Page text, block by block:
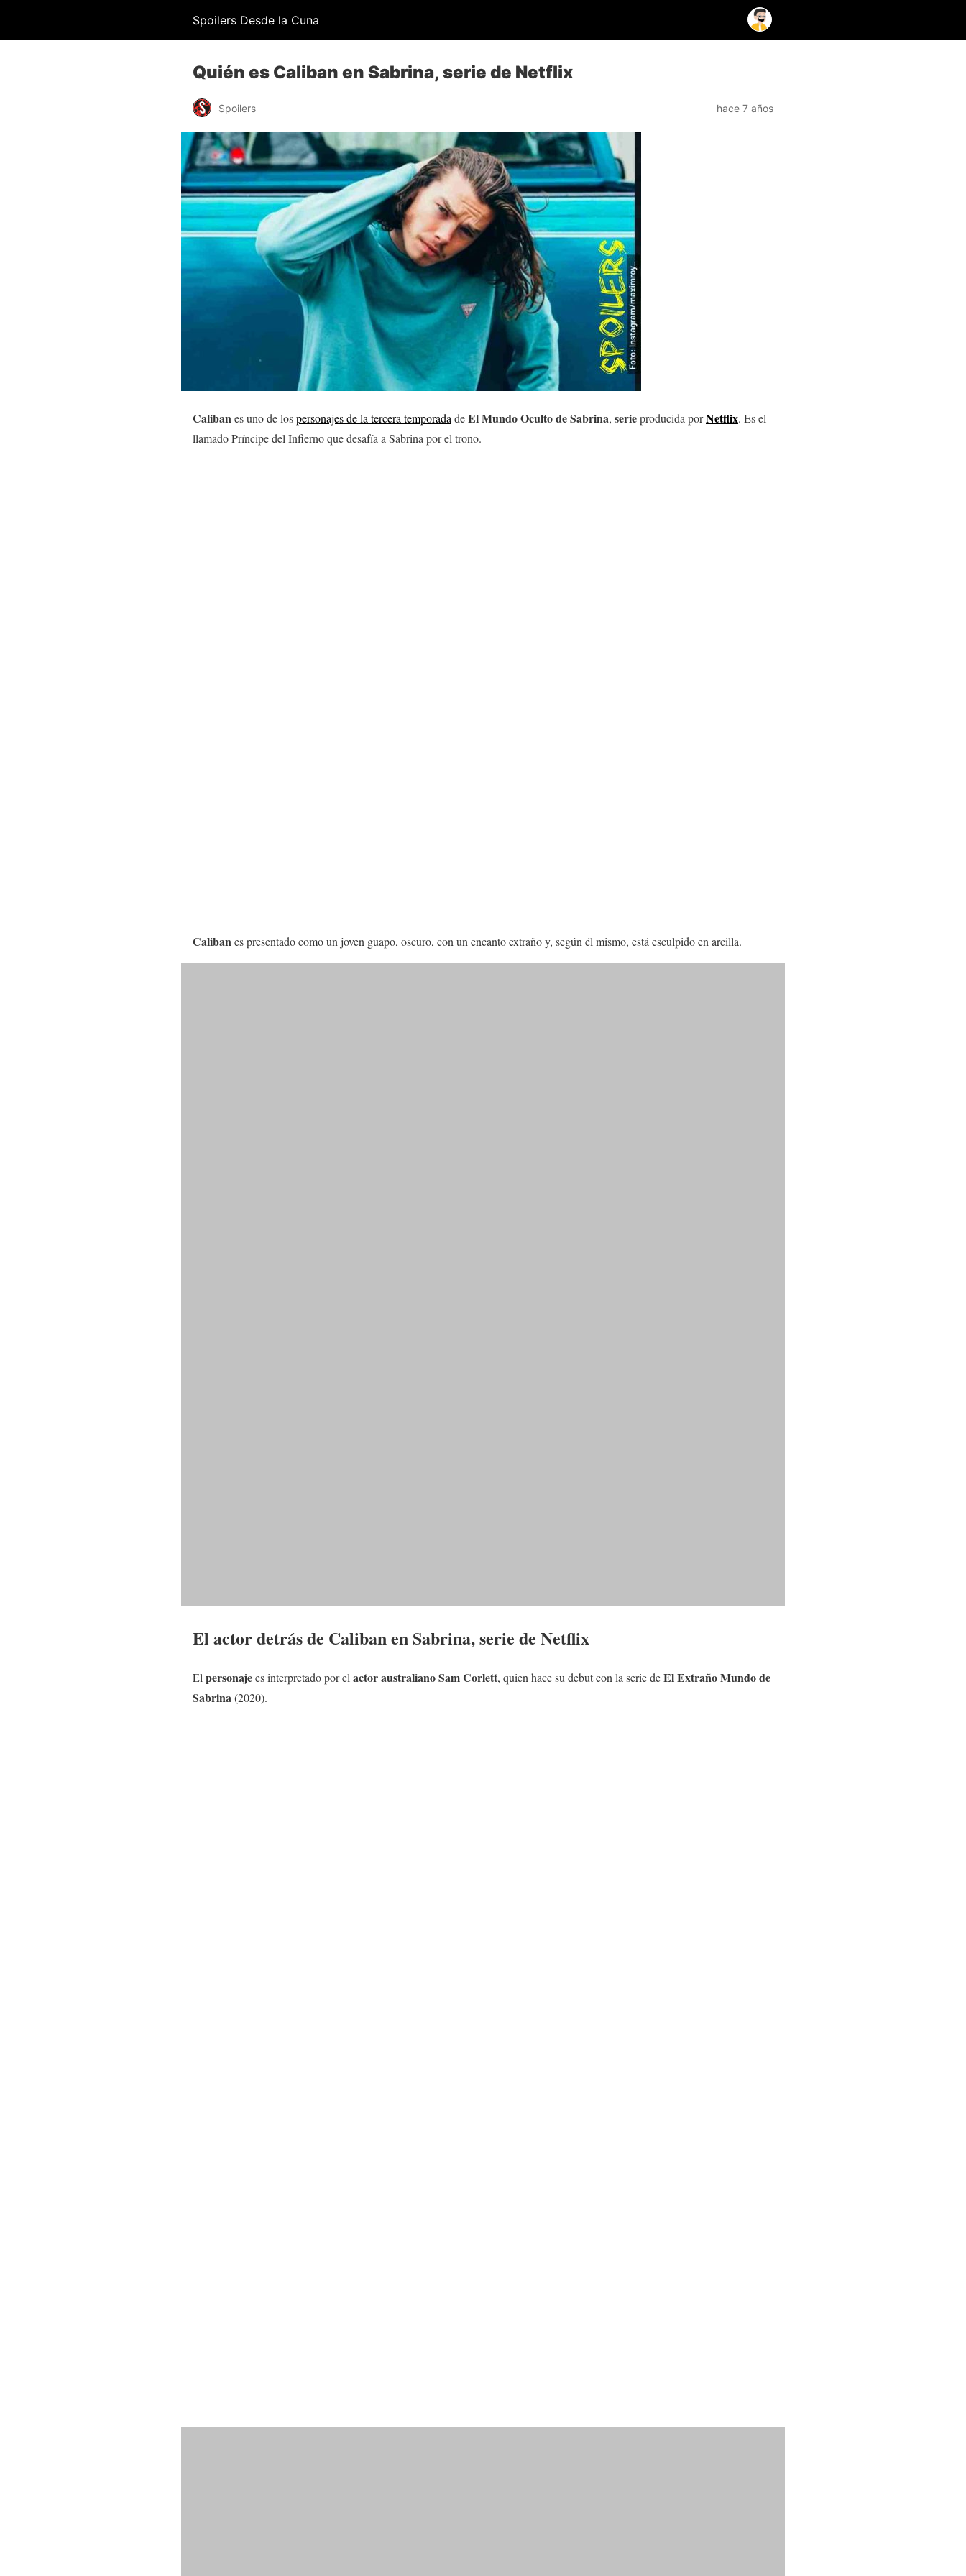
Spoilers Desde la Cuna
Quién es Caliban en Sabrina, serie de Netflix
Spoilers hace 7 años
Calibanes uno de lospersonajes de la tercera temporada deEl Mundo Oculto de Sabrina, serieproducida porNetflix. Es el
llamado Príncipe del Infierno que desafía a Sabrina por el trono.
Calibanes presentado como un joven guapo, oscuro, con un encanto extraño y, según él mismo, está esculpido en arcilla.
El actor detrás de Caliban en Sabrina, serie de Netflix
El personajees interpretado por el actor australiano Sam Corlett, quien hace su debut con la serie deEl Extraño Mundo de
Sabrina(2020).